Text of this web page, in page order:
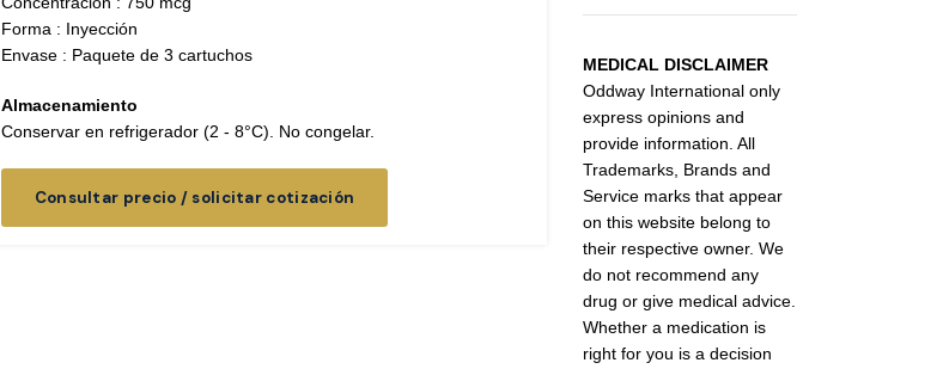
Forma : Inyección
Envase : Paquete de 3 cartuchos
Almacenamiento
Conservar en refrigerador (2 - 8°C). No congelar.
Consultar precio / solicitar cotización
MEDICAL DISCLAIMER
Oddway International only
express opinions and
provide information. All
Trademarks, Brands and
Service marks that appear
on this website belong to
their respective owner. We
do not recommend any
drug or give medical advice.
Whether a medication is
right for you is a decision